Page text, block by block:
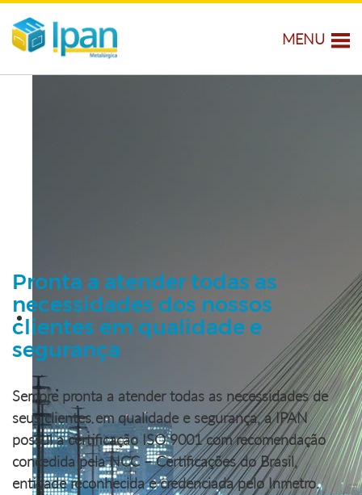
MENU
Pronta a atender todas as
necessidades dos nossos
clientes em qualidade e
segurança
Sempre pronta a atender todas as necessidades de
seus clientes em qualidade e segurança, a IPAN
possui a certificação ISO 9001 com recomendação
concedida pela NCC – Certificações do Brasil,
entidade reconhecida e credenciada pelo Inmetro.